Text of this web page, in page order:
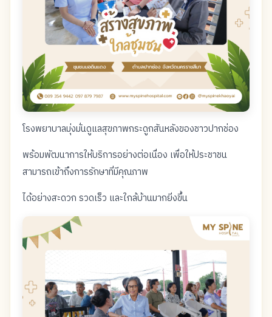
โรงพยาบาลมุ่งมั่นดูแลสุขภาพกระดูกสันหลังของชาวปากช่อง
พร้อมพัฒนาการให้บริการอย่างต่อเนื่อง เพื่อให้ประชาชน
สามารถเข้าถึงการรักษาที่มีคุณภาพ
ได้อย่างสะดวก รวดเร็ว และใกล้บ้านมากยิ่งขึ้น